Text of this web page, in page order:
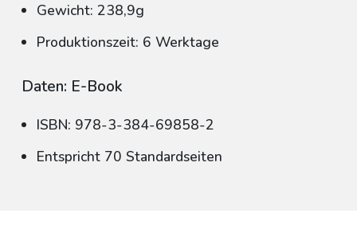
Gewicht: 238,9g
Produktionszeit: 6 Werktage
Daten: E-Book
ISBN: 978-3-384-69858-2
Entspricht 70 Standardseiten